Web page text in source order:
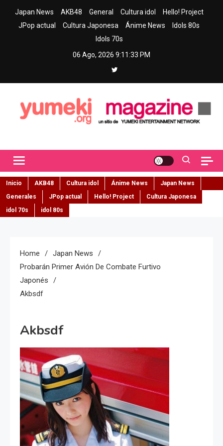
Japan News AKB48 General Cultura idol
Hello! Project
JPop actual
Cultura Japonesa Ánime News
Idols 80s
Idols 70s
06 Ago, 2026 9:11:34 PM
Inicio AKB48 Cultura idol Ánime News
Japan News
Generales
JPop actual Hello! Project
Cultura Japonesa
idol 70s
idol 80s
Home
Japan News
Probarán Primer Avión De Combate Furtivo
Japonés
Akbsdf
Akbsdf